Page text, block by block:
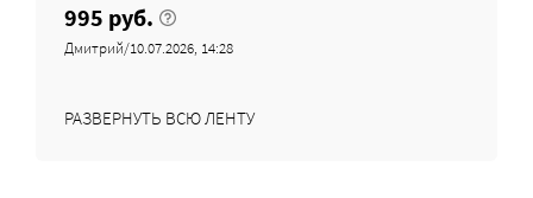
995 руб.
Дмитрий/10.07.2026, 14:28
РАЗВЕРНУТЬ ВСЮ ЛЕНТУ